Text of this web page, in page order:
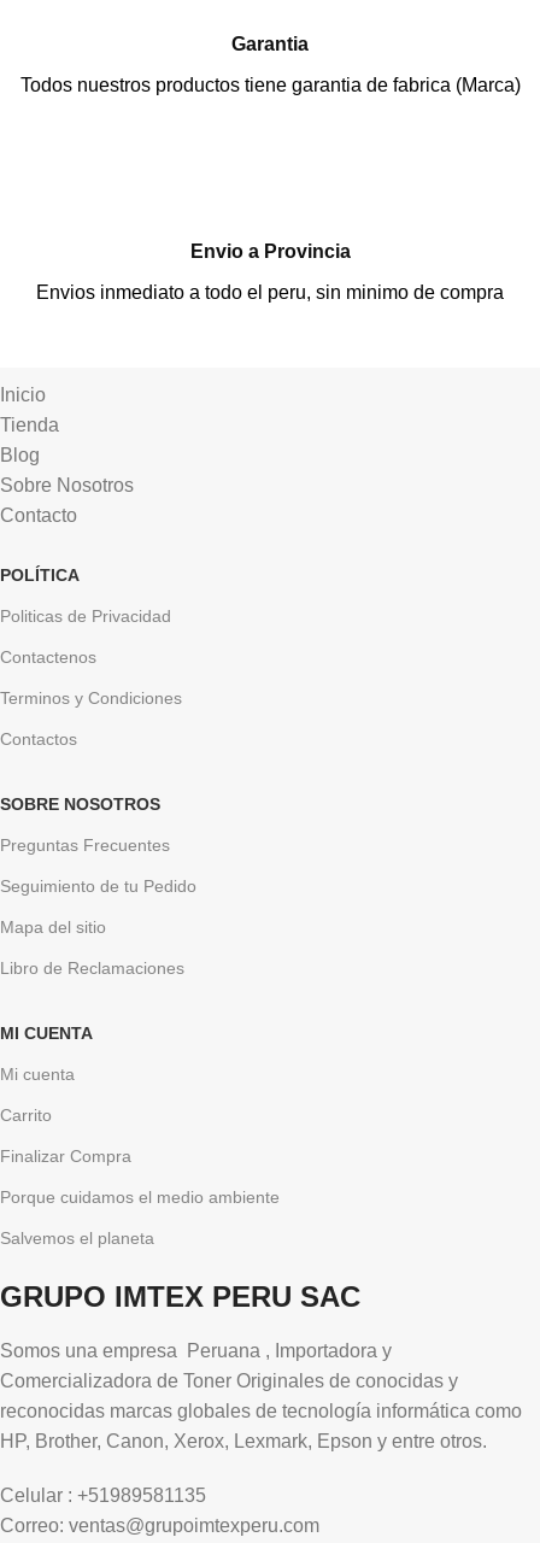
Garantia
Todos nuestros productos tiene garantia de fabrica (Marca)
Envio a Provincia
Envios inmediato a todo el peru, sin minimo de compra
Inicio
Tienda
Blog
Sobre Nosotros
Contacto
POLÍTICA
Politicas de Privacidad
Contactenos
Terminos y Condiciones
Contactos
SOBRE NOSOTROS
Preguntas Frecuentes
Seguimiento de tu Pedido
Mapa del sitio
Libro de Reclamaciones
MI CUENTA
Mi cuenta
Carrito
Finalizar Compra
Porque cuidamos el medio ambiente
Salvemos el planeta
GRUPO IMTEX PERU SAC
Somos una empresa Peruana , Importadora y
Comercializadora de Toner Originales de conocidas y
reconocidas marcas globales de tecnología informática como
HP, Brother, Canon, Xerox, Lexmark, Epson y entre otros.
Celular : +51989581135
Correo: ventas@grupoimtexperu.com